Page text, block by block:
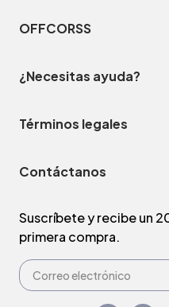
OFFCORSS
¿Necesitas ayuda?
Términos legales
Contáctanos
Suscríbete y recibe un
primera compra.